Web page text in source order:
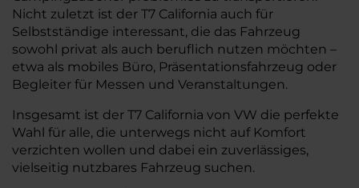
Nicht zuletzt ist der T7 California auch für
Selbstständige interessant, die das Fahrzeug
sowohl privat als auch beruflich nutzen möchten –
etwa als mobiles Büro, Präsentationsfahrzeug oder
Begleiter für Messen und Veranstaltungen.
Insgesamt ist der T7 California von VW die perfekte
Wahl für alle, die unterwegs nicht auf Komfort
verzichten wollen und dabei ein zuverlässiges,
vielseitig nutzbares Fahrzeug suchen.